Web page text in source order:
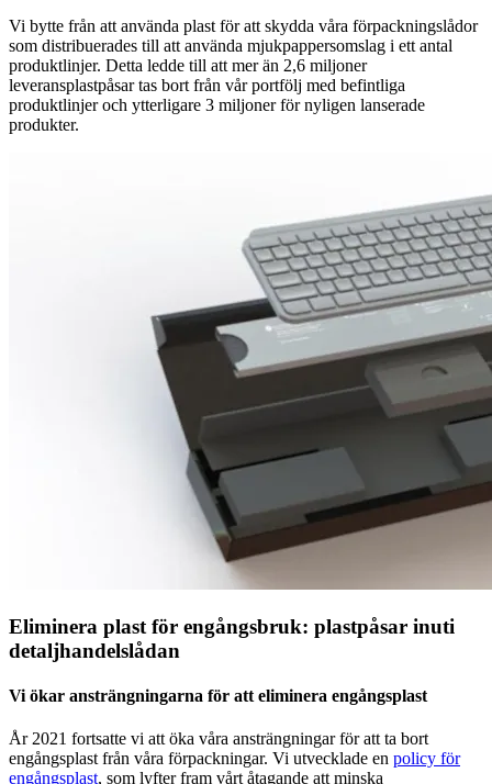
Vi bytte från att använda plast för att skydda våra förpackningslådor
som distribuerades till att använda mjukpappersomslag i ett antal
produktlinjer. Detta ledde till att mer än 2,6 miljoner
leveransplastpåsar tas bort från vår portfölj med befintliga
produktlinjer och ytterligare 3 miljoner för nyligen lanserade
produkter.
Eliminera plast för engångsbruk: plastpåsar inuti
detaljhandelslådan
Vi ökar ansträngningarna för att eliminera engångsplast
År 2021 fortsatte vi att öka våra ansträngningar för att ta bort
engångsplast från våra förpackningar. Vi utvecklade en policy för
engångsplast, som lyfter fram vårt åtagande att minska